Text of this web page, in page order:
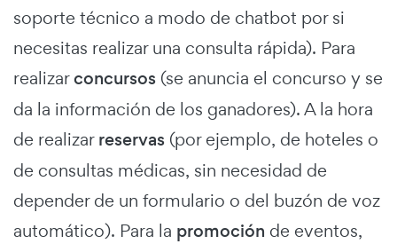
soporte técnico a modo de chatbot por si
necesitas realizar una consulta rápida). Para
realizarconcursos (se anuncia el concurso y se
da la información de los ganadores). A la hora
de realizarreservas (por ejemplo, de hoteles o
de consultas médicas, sin necesidad de
depender de un formulario o del buzón de voz
automático). Para la promoción de eventos,